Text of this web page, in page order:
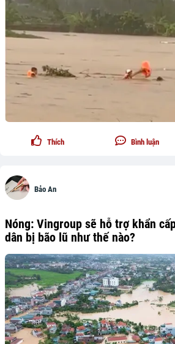
Thích Bình luận
Bảo An
Nóng: Vingroup sẽ hỗ trợ khẩn
dân bị bão lũ như thế nào?